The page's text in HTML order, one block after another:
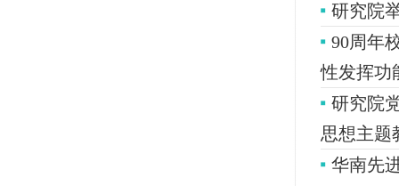
研究院
90周年
性发挥功
研究院
思想主题
华南先